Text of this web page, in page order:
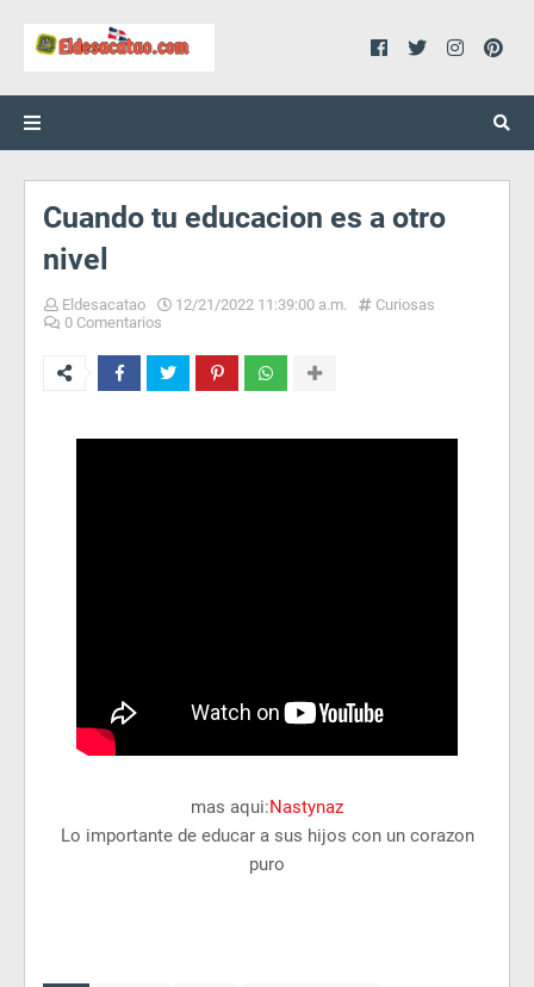
Cuando tu educacion es a otro
nivel
Eldesacatao 12/21/2022 11:39:00 a.m.
Curiosas
0 Comentarios
mas aqui:Nastynaz
Lo importante de educar a sus hijos con un corazon
puro